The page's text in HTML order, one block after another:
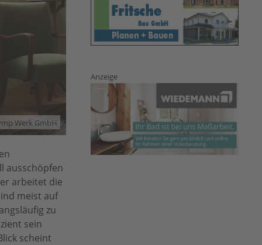
Werk GmbH
ausschöpfen
arbeitet die
meist auf
zu
sein
scheint
Anzeige